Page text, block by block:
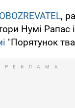
OBOZREVATEL,
Нумі Рапас
"Порятунок